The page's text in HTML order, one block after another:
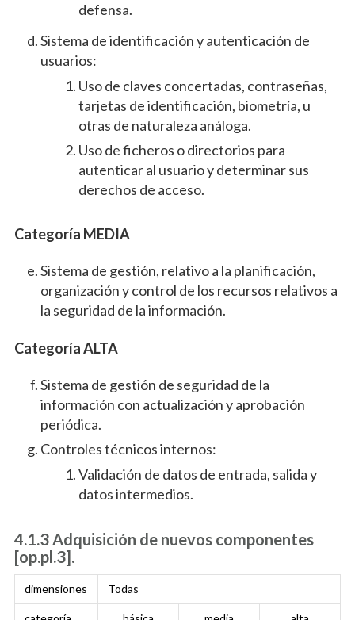
defensa.
Sistema de identificación y autenticación de
usuarios:
Uso de claves concertadas, contraseñas,
tarjetas de identificación, biometría, u
otras de naturaleza análoga.
Uso de ficheros o directorios para
autenticar al usuario y determinar sus
derechos de acceso.
Categoría MEDIA
Sistema de gestión, relativo a la planificación,
organización y control de los recursos relativos a
la seguridad de la información.
Categoría ALTA
Sistema de gestión de seguridad de la
información con actualización y aprobación
periódica.
Controles técnicos internos:
Validación de datos de entrada, salida y
datos intermedios.
4.1.3 Adquisición de nuevos componentes
[op.pl.3].
dimensiones Todas